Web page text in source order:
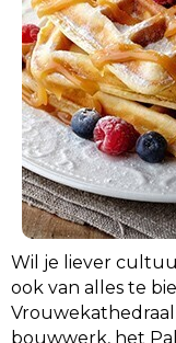
Wil je liever
ook van alles te
bouwwerk, het